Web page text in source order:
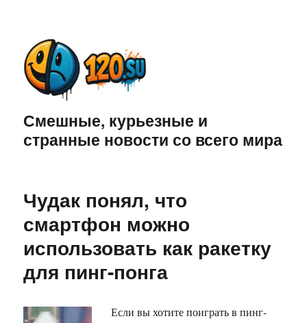
Смешные, курьезные и
странные новости со всего мира
Чудак понял, что
смартфон можно
использовать как ракетку
для пинг-понга
Если вы хотите поиграть в пинг-